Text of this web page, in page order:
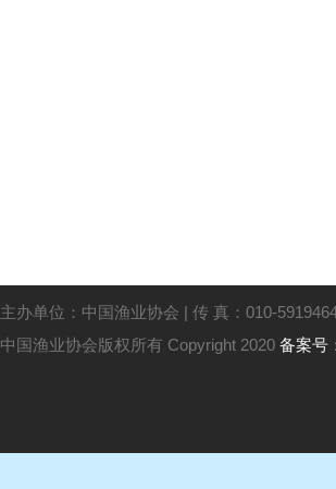
主办单位：中国渔业协会 | 传 真：010-
中国渔业协会版权所有 Copyright 2020 备案号